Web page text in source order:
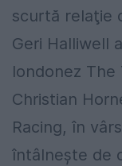
scurtă relaţie
Geri Halliwell
londonez The
Christian
Racing, în
întâlneşte de